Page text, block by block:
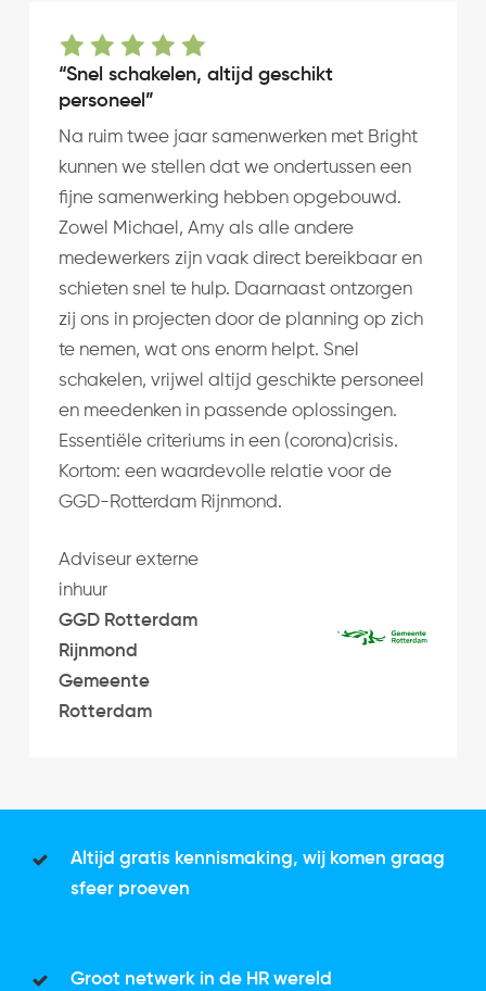
“Snel schakelen, altijd geschikt
personeel”
Na ruim twee jaar samenwerken met Bright
kunnen we stellen dat we ondertussen een
fijne samenwerking hebben opgebouwd.
Zowel Michael, Amy als alle andere
medewerkers zijn vaak direct bereikbaar en
schieten snel te hulp. Daarnaast ontzorgen
zij ons in projecten door de planning op zich
te nemen, wat ons enorm helpt. Snel
schakelen, vrijwel altijd geschikte personeel
en meedenken in passende oplossingen.
Essentiële criteriums in een (corona)crisis.
Kortom: een waardevolle relatie voor de
GGD-Rotterdam Rijnmond.
Adviseur externe
inhuur
GGD Rotterdam
Rijnmond
Gemeente
Rotterdam
Altijd gratis kennismaking, wij komen graag
sfeer proeven
Groot netwerk in de HR wereld